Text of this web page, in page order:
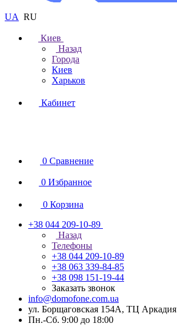
UA RU
Киев
Назад
Города
Киев
Харьков
Кабинет
0 Сравнение
0 Избранное
0 Корзина
+38 044 209-10-89
Назад
Телефоны
+38 044 209-10-89
+38 063 339-84-85
+38 098 151-19-44
Заказать звонок
info@domofone.com.ua
ул. Борщаговская 154А, ТЦ Аркадия
Пн.-Сб. 9:00 до 18:00